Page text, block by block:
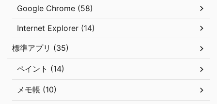
Google Chrome (58)
Internet Explorer (14)
標準アプリ (35)
ペイント (14)
メモ帳 (10)